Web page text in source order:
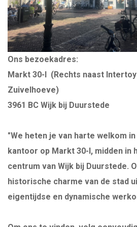
DIRECTEUREN
EXECUTIVE SEARCH
WERKEN OP SINT
DE ANTILLEN
ONLINE ASSESSMENT
MANAGER & TEAM
VACATURES
Ons bezoekadres:
Markt 30-I (Rechts naast
Zuivelhoeve)
3961 BC Wijk bij Duurstede
"We heten je van harte welkom
kantoor op Markt 30-I, midden in
centrum van Wijk bij Duurstede.
historische charme van de stad
eigentijdse en dynamische